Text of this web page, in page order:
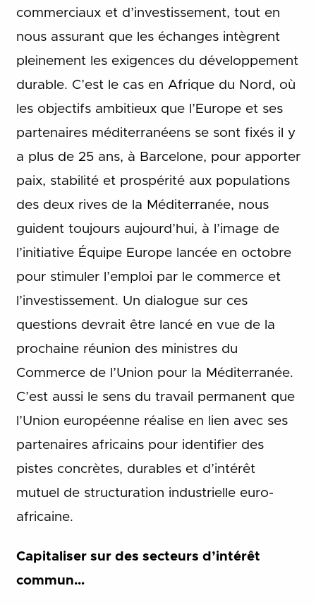
commerciaux et d’investissement, tout en
nous assurant que les échanges intègrent
pleinement les exigences du développement
durable. C’est le cas en Afrique du Nord, où
les objectifs ambitieux que l’Europe et ses
partenaires méditerranéens se sont fixés il y
a plus de 25 ans, à Barcelone, pour apporter
paix, stabilité et prospérité aux populations
des deux rives de la Méditerranée, nous
guident toujours aujourd’hui, à l’image de
l’initiative Équipe Europe lancée en octobre
pour stimuler l’emploi par le commerce et
l’investissement. Un dialogue sur ces
questions devrait être lancé en vue de la
prochaine réunion des ministres du
Commerce de l’Union pour la Méditerranée.
C’est aussi le sens du travail permanent que
l’Union européenne réalise en lien avec ses
partenaires africains pour identifier des
pistes concrètes, durables et d’intérêt
mutuel de structuration industrielle euro-
africaine.
Capitaliser sur des secteurs d’intérêt
commun…